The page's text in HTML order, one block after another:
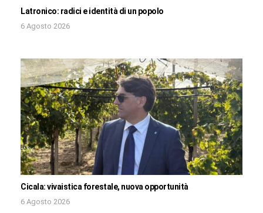
Latronico: radici e identità di un popolo
6 Agosto 2026
Cicala: vivaistica forestale, nuova opportunità
6 Agosto 2026